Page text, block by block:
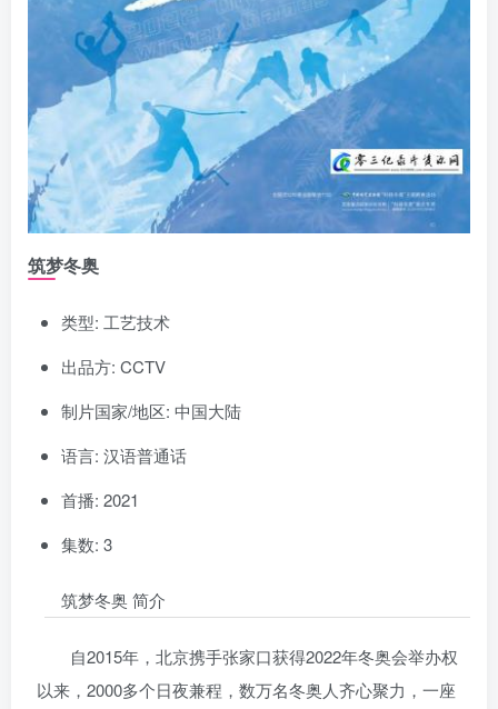
筑梦冬奥
类型: 工艺技术
出品方: CCTV
制片国家/地区: 中国大陆
语言: 汉语普通话
首播: 2021
集数: 3
筑梦冬奥 简介
自2015年，北京携手张家口获得2022年冬奥会举办权
以来，2000多个日夜兼程，数万名冬奥人齐心聚力，一座